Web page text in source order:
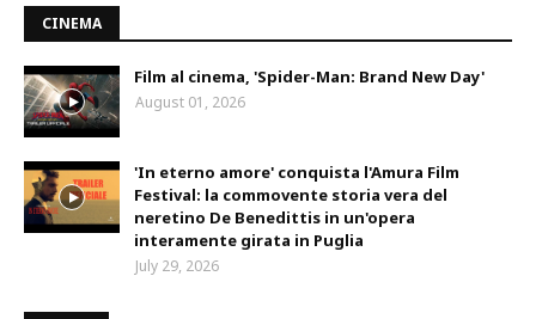
CINEMA
Film al cinema, 'Spider-Man: Brand New Day'
August 01, 2026
'In eterno amore' conquista l'Amura Film
Festival: la commovente storia vera del
neretino De Benedittis in un'opera
interamente girata in Puglia
July 29, 2026